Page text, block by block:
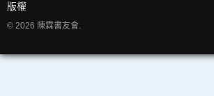
版權
© 2026 陳霖書友會.